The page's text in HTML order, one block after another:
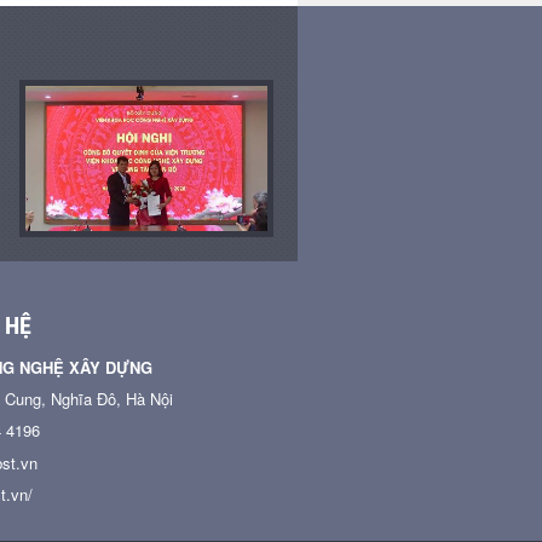
NGHỆ XÂY DỰNG
Nghĩa Đô, Hà Nội
4196